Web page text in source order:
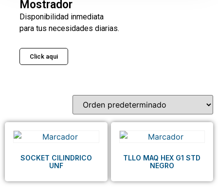
Mostrador
Disponibilidad inmediata
para tus necesidades diarias.
Click aqui
SOCKET CILINDRICO
UNF
TLLO MAQ HEX G1 STD
NEGRO